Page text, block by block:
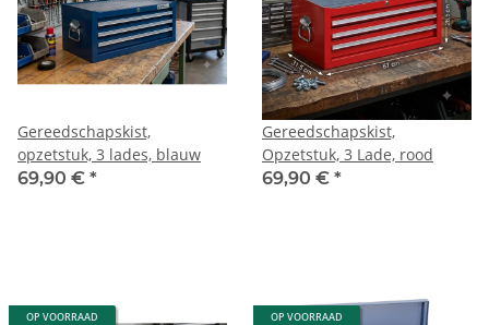
Gereedschapskist,
opzetstuk, 3 lades, blauw
69,90 € *
Gereedschapskist,
Opzetstuk, 3 Lade, rood
69,90 € *
OP VOORRAAD OP VOORRAAD